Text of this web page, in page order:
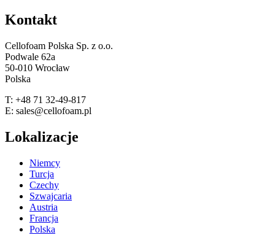
Kontakt
Cellofoam Polska Sp. z o.o.
Podwale 62a
50-010 Wrocław
Polska
T: +48 71 32-49-817
E: sales@cellofoam.pl
Lokalizacje
Niemcy
Turcja
Czechy
Szwajcaria
Austria
Francja
Polska